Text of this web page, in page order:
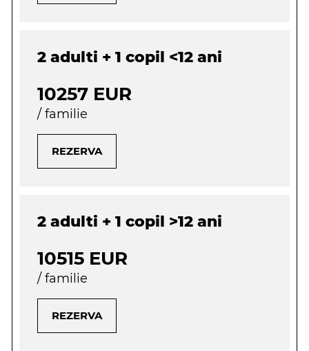
2 adulti + 1 copil <12 ani
10257 EUR
/ familie
REZERVA
2 adulti + 1 copil >12 ani
10515 EUR
/ familie
REZERVA